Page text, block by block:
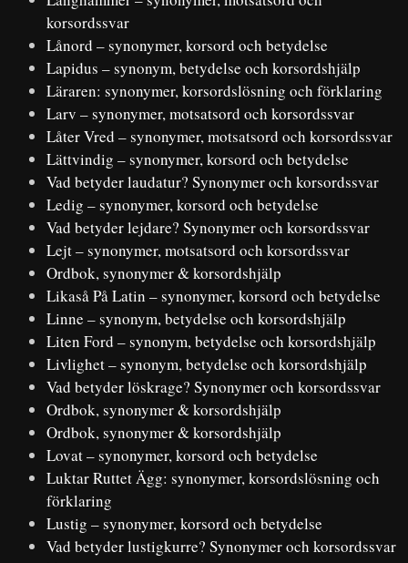
korsordssvar
Lånord – synonymer, korsord och betydelse
Lapidus – synonym, betydelse och korsordshjälp
Läraren: synonymer, korsordslösning och förklaring
Larv – synonymer, motsatsord och korsordssvar
Låter Vred – synonymer, motsatsord och korsordssvar
Lättvindig – synonymer, korsord och betydelse
Vad betyder laudatur? Synonymer och korsordssvar
Ledig – synonymer, korsord och betydelse
Vad betyder lejdare? Synonymer och korsordssvar
Lejt – synonymer, motsatsord och korsordssvar
Ordbok, synonymer & korsordshjälp
Likaså På Latin – synonymer, korsord och betydelse
Linne – synonym, betydelse och korsordshjälp
Liten Ford – synonym, betydelse och korsordshjälp
Livlighet – synonym, betydelse och korsordshjälp
Vad betyder löskrage? Synonymer och korsordssvar
Ordbok, synonymer & korsordshjälp
Ordbok, synonymer & korsordshjälp
Lovat – synonymer, korsord och betydelse
Luktar Ruttet Ägg: synonymer, korsordslösning och
förklaring
Lustig – synonymer, korsord och betydelse
Vad betyder lustigkurre? Synonymer och korsordssvar